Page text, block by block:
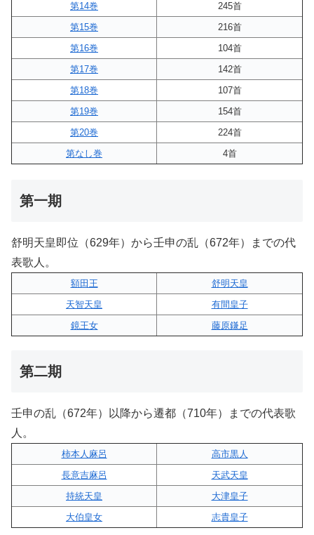
第14巻
245首
第15巻
216首
第16巻
104首
第17巻
142首
第18巻
107首
第19巻
154首
第20巻
224首
第なし巻
4首
第一期
舒明天皇即位（629年）から壬申の乱（672年）までの代
表歌人。
額田王
舒明天皇
天智天皇
有間皇子
鏡王女
藤原鎌足
第二期
壬申の乱（672年）以降から遷都（710年）までの代表歌
人。
柿本人麻呂
高市黒人
長意吉麻呂
天武天皇
持統天皇
大津皇子
大伯皇女
志貴皇子